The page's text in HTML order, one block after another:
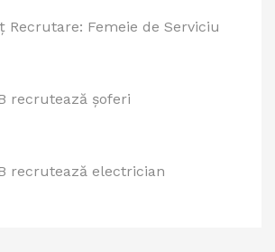
Recrutare: Femeie de Serviciu
recrutează șoferi
recrutează electrician